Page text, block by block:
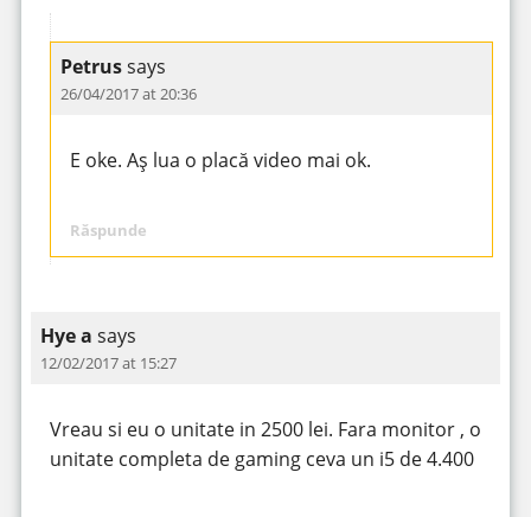
Petrussays
26/04/2017 at 20:36
E oke. Aș lua o placă video mai ok.
Răspunde
Hye a says
12/02/2017 at 15:27
Vreau si eu o unitate in 2500 lei. Fara monitor , o
unitate completa de gaming ceva un i5 de 4.400